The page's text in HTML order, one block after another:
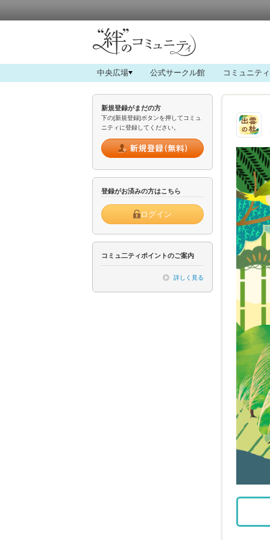
中央広場 公式サークル館 コミュニテ
新規登録がまだの方
下の[新規登録]ボタンを押してコミュ
ニティに登録してください。
登録がお済みの方はこちら
ログイン
コミュ二ティポイントのご案内
詳しく見る